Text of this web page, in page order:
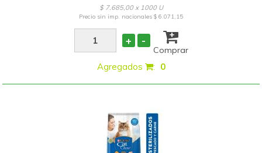
$ 7.685,00 x 1000 U
Precio sin imp. nacionales$ 6.071,15
+ -
Comprar
Agregados : 0